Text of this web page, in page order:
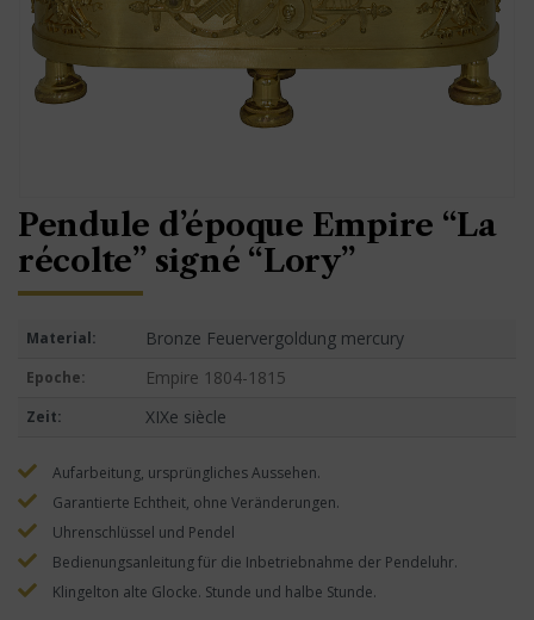
Pendule d’époque Empire “La
récolte” signé “Lory”
Material: Bronze Feuervergoldung mercury
Epoche: Empire 1804-1815
Zeit: XIXe siècle
Aufarbeitung, ursprüngliches Aussehen.
Garantierte Echtheit, ohne Veränderungen.
Uhrenschlüssel und Pendel
Bedienungsanleitung für die Inbetriebnahme der Pendeluhr.
Klingelton alte Glocke. Stunde und halbe Stunde.